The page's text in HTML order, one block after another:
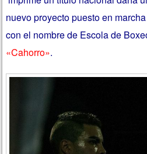
nuevo proyecto puesto en
con el nombre de Escola de
«Cahorro».